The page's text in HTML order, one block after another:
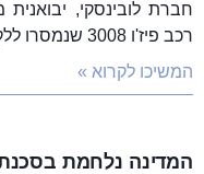
רכב פיז'ו 3008 שנמסרו ללקוחות …
המשיכו לקרוא »